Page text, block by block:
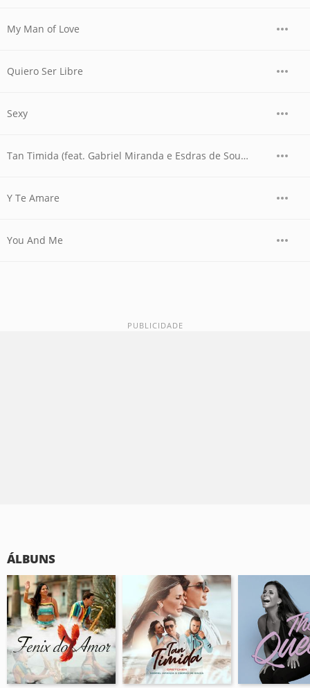
My Man of Love
Quiero Ser Libre
Sexy
Tan Timida (feat. Gabriel Miranda e Esdras de Souza)
Y Te Amare
You And Me
ÁLBUNS